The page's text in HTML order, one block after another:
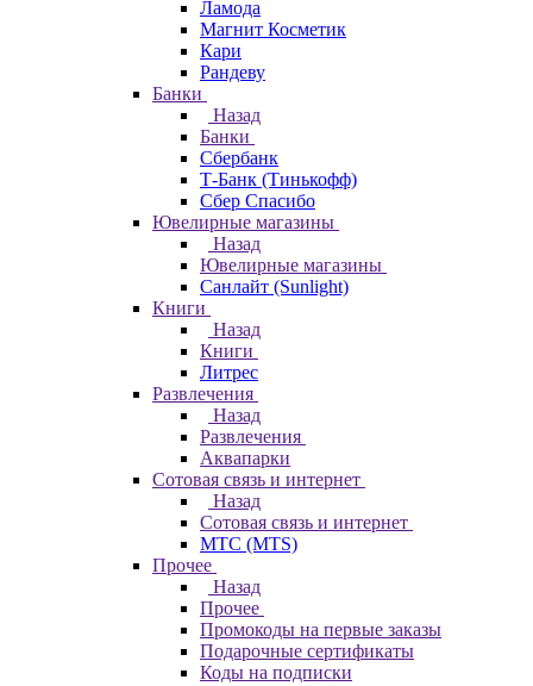
Ламода
Магнит Косметик
Кари
Рандеву
Банки
Назад
Банки
Сбербанк
Т-Банк (Тинькофф)
Сбер Спасибо
Ювелирные магазины
Назад
Ювелирные магазины
Санлайт (Sunlight)
Книги
Назад
Книги
Литрес
Развлечения
Назад
Развлечения
Аквапарки
Сотовая связь и интернет
Назад
Сотовая связь и интернет
МТС (MTS)
Прочее
Назад
Прочее
Промокоды на первые заказы
Подарочные сертификаты
Коды на подписки